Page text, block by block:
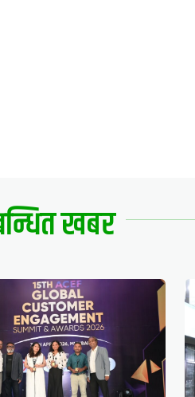
खबर